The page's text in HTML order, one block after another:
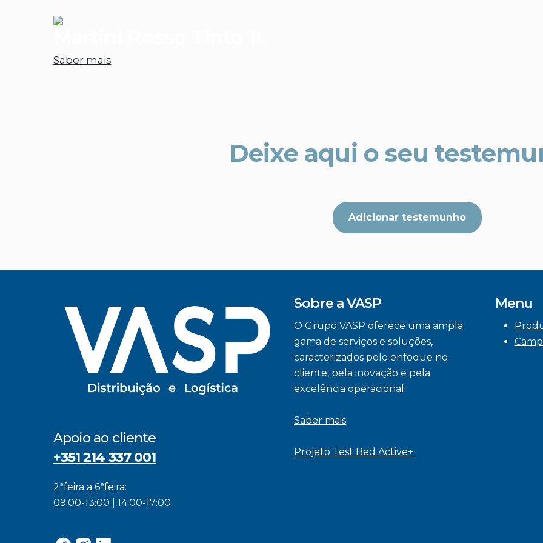
Saber mais
Deixe aqui o seu
Adicionar testemunho
Apoio ao cliente
+351 214 337 001
2ªfeira a 6ªfeira:
09:00-13:00 | 14:00-17:00
Sobre a VASP
O Grupo VASP oferece uma ampla
gama de serviços e soluções,
caracterizados pelo enfoque no
cliente, pela inovação e pela
excelência operacional.
Saber mais
Projeto Test Bed Active+
Menu